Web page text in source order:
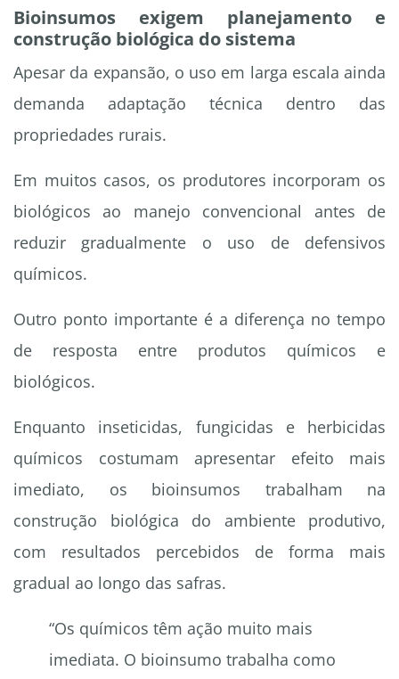
Bioinsumos exigem planejamento e
construção biológica do sistema
Apesar da expansão, o uso em larga escala ainda
demanda adaptação técnica dentro das
propriedades rurais.
Em muitos casos, os produtores incorporam os
biológicos ao manejo convencional antes de
reduzir gradualmente o uso de defensivos
químicos.
Outro ponto importante é a diferença no tempo
de resposta entre produtos químicos e
biológicos.
Enquanto inseticidas, fungicidas e herbicidas
químicos costumam apresentar efeito mais
imediato, os bioinsumos trabalham na
construção biológica do ambiente produtivo,
com resultados percebidos de forma mais
gradual ao longo das safras.
“Os químicos têm ação muito mais
imediata. O bioinsumo trabalha como